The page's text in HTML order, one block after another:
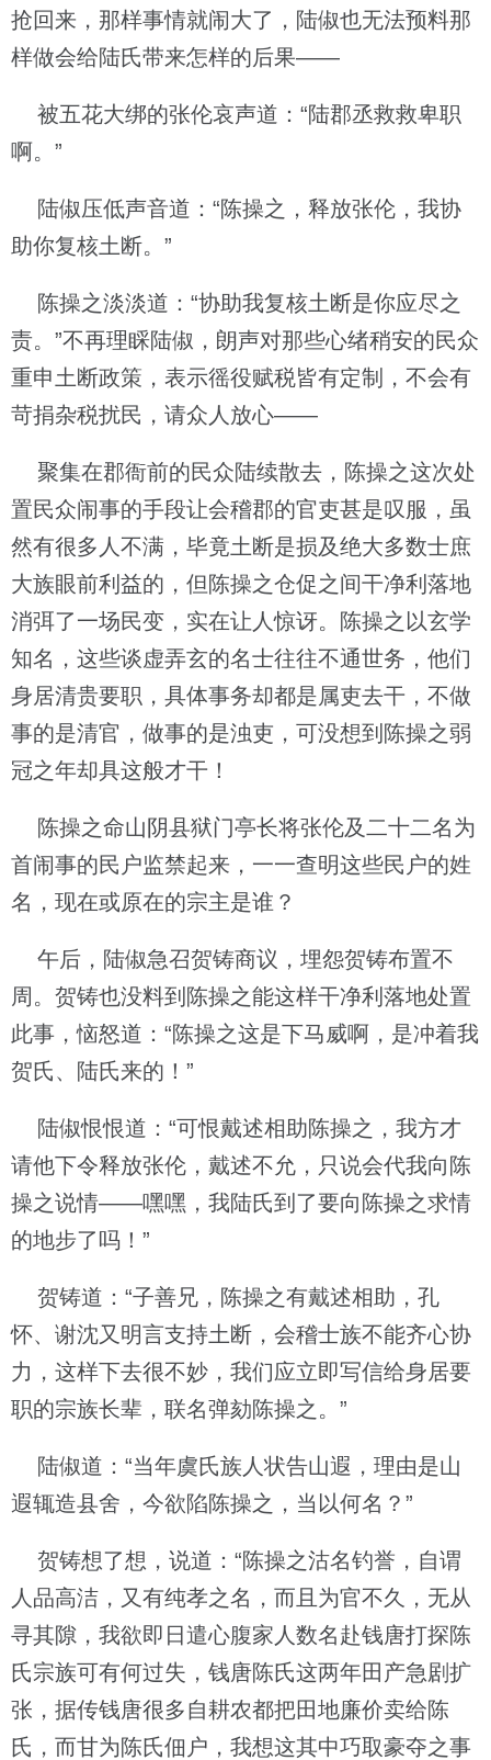
抢回来，那样事情就闹大了，陆俶也无法预料那
样做会给陆氏带来怎样的后果——
被五花大绑的张伦哀声道：“陆郡丞救救卑职
啊。”
陆俶压低声音道：“陈操之，释放张伦，我协
助你复核土断。”
陈操之淡淡道：“协助我复核土断是你应尽之
责。”不再理睬陆俶，朗声对那些心绪稍安的民众
重申土断政策，表示徭役赋税皆有定制，不会有
苛捐杂税扰民，请众人放心——
聚集在郡衙前的民众陆续散去，陈操之这次处
置民众闹事的手段让会稽郡的官吏甚是叹服，虽
然有很多人不满，毕竟土断是损及绝大多数士庶
大族眼前利益的，但陈操之仓促之间干净利落地
消弭了一场民变，实在让人惊讶。陈操之以玄学
知名，这些谈虚弄玄的名士往往不通世务，他们
身居清贵要职，具体事务却都是属吏去干，不做
事的是清官，做事的是浊吏，可没想到陈操之弱
冠之年却具这般才干！
陈操之命山阴县狱门亭长将张伦及二十二名为
首闹事的民户监禁起来，一一查明这些民户的姓
名，现在或原在的宗主是谁？
午后，陆俶急召贺铸商议，埋怨贺铸布置不
周。贺铸也没料到陈操之能这样干净利落地处置
此事，恼怒道：“陈操之这是下马威啊，是冲着我
贺氏、陆氏来的！”
陆俶恨恨道：“可恨戴述相助陈操之，我方才
请他下令释放张伦，戴述不允，只说会代我向陈
操之说情——嘿嘿，我陆氏到了要向陈操之求情
的地步了吗！”
贺铸道：“子善兄，陈操之有戴述相助，孔
怀、谢沈又明言支持土断，会稽士族不能齐心协
力，这样下去很不妙，我们应立即写信给身居要
职的宗族长辈，联名弹劾陈操之。”
陆俶道：“当年虞氏族人状告山遐，理由是山
遐辄造县舍，今欲陷陈操之，当以何名？”
贺铸想了想，说道：“陈操之沽名钓誉，自谓
人品高洁，又有纯孝之名，而且为官不久，无从
寻其隙，我欲即日遣心腹家人数名赴钱唐打探陈
氏宗族可有何过失，钱唐陈氏这两年田产急剧扩
张，据传钱唐很多自耕农都把田地廉价卖给陈
氏，而甘为陈氏佃户，我想这其中巧取豪夺之事